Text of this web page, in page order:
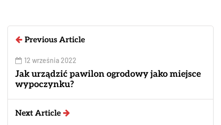
Previous Article
12 września 2022
Jak urządzić pawilon ogrodowy jako miejsce
wypoczynku?
Next Article